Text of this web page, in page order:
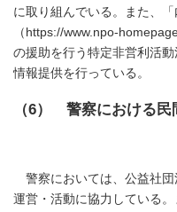
に取り組んでいる。また、
（https://www.npo-
の援助を行う特定非営利活
情報提供を行っている。
（6） 警察における民
警察においては、公益社
運営・活動に協力している